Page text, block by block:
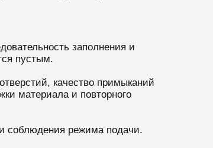
заполнения и
пустым.
качество примыканий
материала и повторного
соблюдения режима подачи.